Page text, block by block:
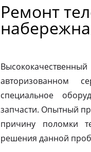
Ремонт
авторизованном
специальное
запчасти. Опытный
причину поломки
решения данной